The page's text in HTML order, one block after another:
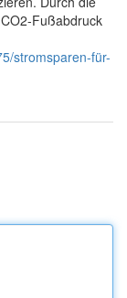
Fußabdruck
stromsparen-für-